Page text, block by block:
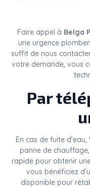
Faire appel à Belga
une urgence
suffit de nous
votre demande, vous
Par
En cas de fuite
panne de
rapide pour obtenir
vous bénéficiez
disponible pour